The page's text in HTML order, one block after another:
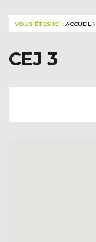
VOUS ÊTES ICI : ACCUEIL
CEJ 3